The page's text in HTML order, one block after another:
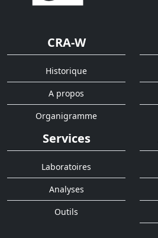
CRA-W
Historique
A propos
Organigramme
Services
Laboratoires
Analyses
Outils